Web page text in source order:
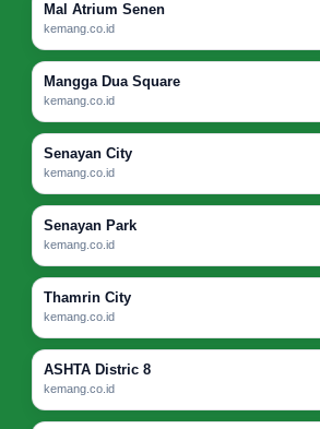
Mal Atrium Senen
kemang.co.id
Mangga Dua Square
kemang.co.id
Senayan City
kemang.co.id
Senayan Park
kemang.co.id
Thamrin City
kemang.co.id
ASHTA Distric 8
kemang.co.id